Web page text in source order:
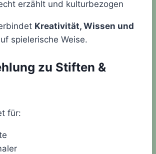
erzählt und kulturbezogen
Kreativität, Wissen und
spielerische Weise.
zu Stiften &
für: